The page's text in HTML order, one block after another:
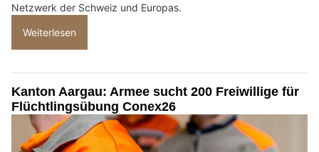
Netzwerk der Schweiz und Europas.
Weiterlesen
Kanton Aargau: Armee sucht 200 Freiwillige für
Flüchtlingsübung Conex26